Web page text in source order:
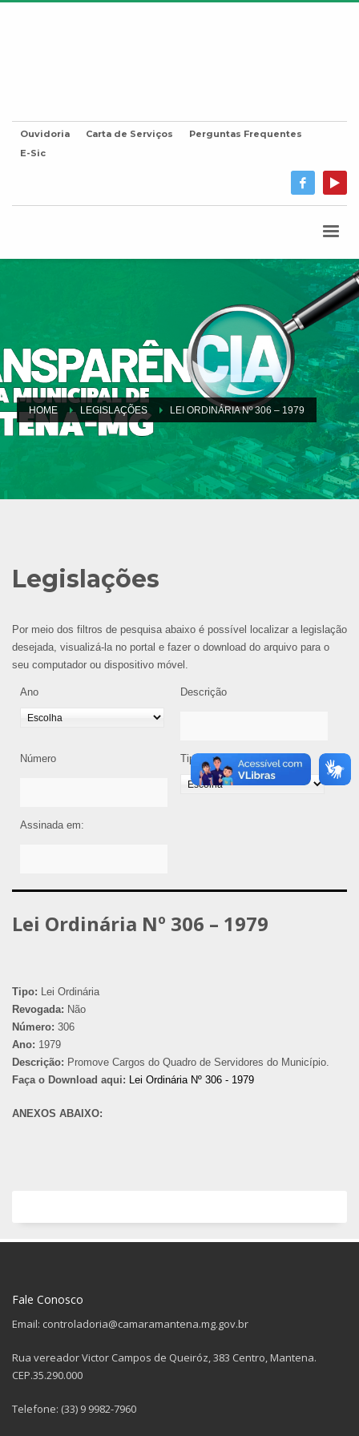
Ouvidoria Carta de Serviços
Perguntas Frequentes
E-Sic
HOME LEGISLAÇÕES LEI ORDINÁRIA Nº 306 – 1979
Legislações
Por meio dos filtros de pesquisa abaixo é possível localizar a legislação
desejada, visualizá-la no portal e fazer o download do arquivo para o
seu computador ou dispositivo móvel.
Ano Descrição
Número Tipo de Legislação
Assinada em:
Lei Ordinária Nº 306 – 1979
Tipo: Lei Ordinária
Revogada: Não
Número: 306
Ano: 1979
Descrição: Promove Cargos do Quadro de Servidores do Município.
Faça o Download aqui: Lei Ordinária Nº 306 - 1979
ANEXOS ABAIXO:
Fale Conosco
Email: controladoria@camaramantena.mg.gov.br
Rua vereador Victor Campos de Queiróz, 383 Centro, Mantena.
CEP.35.290.000
Telefone: (33) 9 9982-7960